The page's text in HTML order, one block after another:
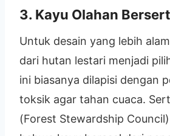
3. Kayu Olahan
Untuk desain yang lebih
dari hutan lestari menjadi
ini biasanya dilapisi dengan
toksik agar tahan cuaca.
(Forest Stewardship